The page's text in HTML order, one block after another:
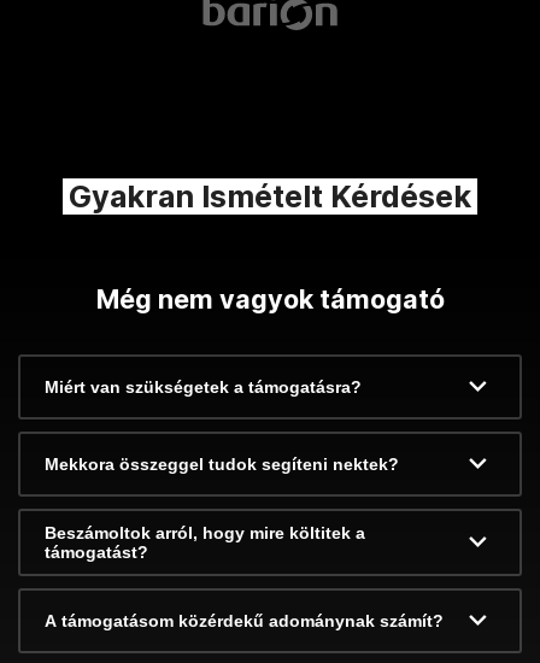
Gyakran Ismételt Kérdések
Még nem vagyok támogató
Miért van szükségetek a támogatásra?
Mekkora összeggel tudok segíteni nektek?
Beszámoltok arról, hogy mire költitek a
támogatást?
A támogatásom közérdekű adománynak számít?